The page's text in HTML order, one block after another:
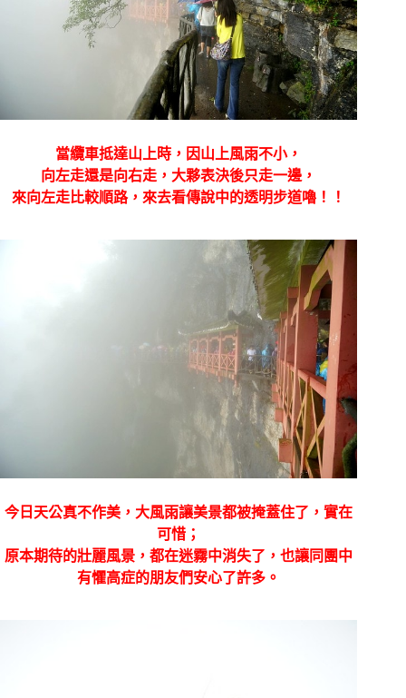
當纜車抵達山上時，因山上風雨不小，
向左走還是向右走，大夥表決後只走一邊，
來向左走比較順路，來去看傳說中的透明步道嚕！！
今日天公真不作美，大風雨讓美景都被掩蓋住了，實在
可惜；
原本期待的壯麗風景，都在迷霧中消失了，也讓同團中
有懼高症的朋友們安心了許多。